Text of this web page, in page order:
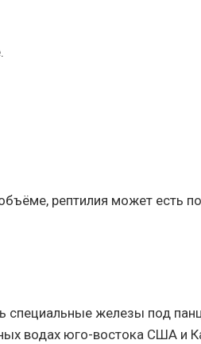
рептилия может есть
специальные железы под
водах юго-востока США и